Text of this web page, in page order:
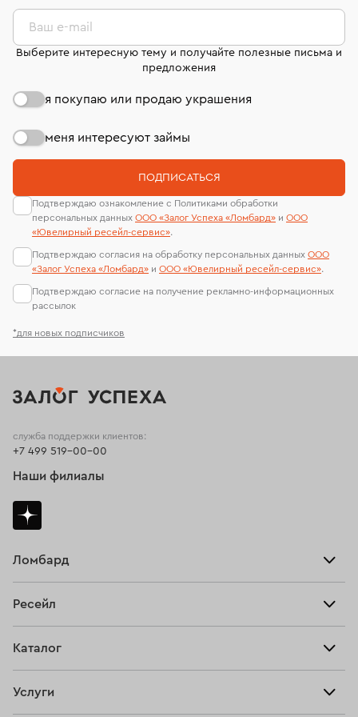
комиссионных украшений и часов смотрите на
странице«Возврат украшений»
лабораторий
*для новых подписчиков
Ваш e-mail
Выберите интересную тему и получайте полезные письма и
предложения
я покупаю или продаю украшения
меня интересуют займы
ПОДПИСАТЬСЯ
Подтверждаю ознакомление с Политиками обработки
персональных данных ООО «Залог Успеха «Ломбард» и ООО
«Ювелирный ресейл-сервиc».
Подтверждаю согласия на обработку персональных данных ООО
«Залог Успеха «Ломбард» и ООО «Ювелирный ресейл-сервиc».
Подтверждаю согласие на получение рекламно-информационных
рассылок
Ломбард
Тарифы
Ресейл
Купить
Каталог
Услуги
служба поддержки клиентов:
+7 499 519-00-00
Наши филиалы